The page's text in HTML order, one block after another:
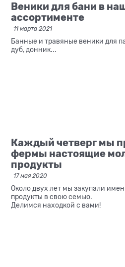
Веники для бани в
ассортименте
11 марта 2021
Банные и травяные веники для
дуб, донник...
Каждый четверг мы
фермы настоящие
продукты
17 мая 2020
Около двух лет мы закупали
продукты в свою семью.
Делимся находкой с вами!